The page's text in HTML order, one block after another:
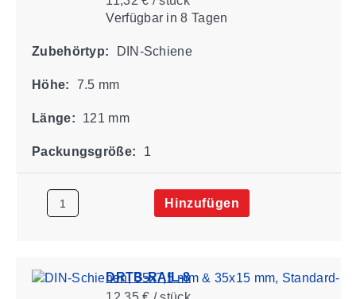
Verfügbarin 8 Tagen
Zubehörtyp: DIN-Schiene
Höhe: 7.5 mm
Länge: 121 mm
Packungsgröße: 1
Hinzufügen
DRTB-RAIL-8